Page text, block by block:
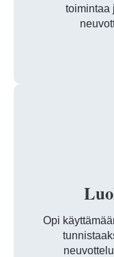
toimintaa
Opi